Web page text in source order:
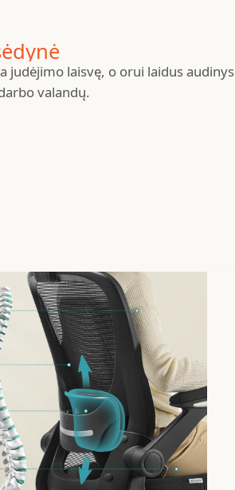
judėjimo laisvę, o orui laidus audinys
valandų.